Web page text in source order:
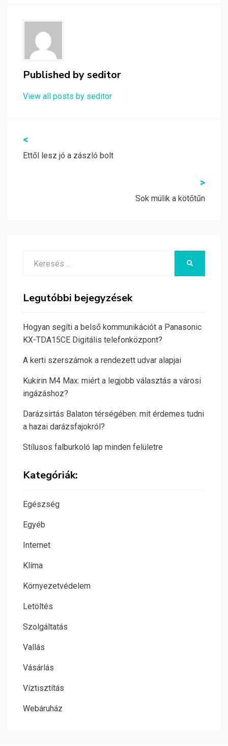
Published byseditor
View all posts by seditor
Bejegyzés
navigáció
<
Ettől lesz jó a zászló bolt
>
Sok múlik a kötőtűn
Legutóbbi bejegyzések
Hogyan segíti a belső kommunikációt a Panasonic
KX-TDA15CE Digitális telefonközpont?
A kerti szerszámok a rendezett udvar alapjai
Kukirin M4 Max: miért a legjobb választás a városi
ingázáshoz?
Darázsirtás Balaton térségében: mit érdemes tudni
a hazai darázsfajokról?
Stílusos falburkoló lap minden felületre
Kategóriák:
Egészség
Egyéb
Internet
Klíma
Környezetvédelem
Letöltés
Szolgáltatás
Vallás
Vásárlás
Víztisztítás
Webáruház